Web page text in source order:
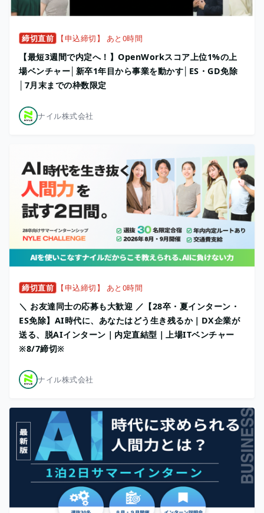
締切直前 【申込締切】 あと0時間
【最短3週間で内定へ！】OpenWorkスコア上位1%の上
場ベンチャー│新卒1年目から事業を動かす│ES・GD免除
│7月末までの枠数限定
ナイル株式会社
締切直前 【申込締切】 あと0時間
＼ お友達同士の応募も大歓迎 ／【28卒・夏インターン・
ES免除】AI時代に、あなたはどう生き残るか｜DX企業が
送る、脱AIインターン｜内定直結型｜上場ITベンチャー
※8/7締切※
ナイル株式会社